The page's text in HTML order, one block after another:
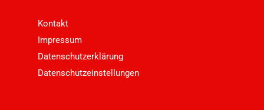
Kontakt
Impressum
Datenschutzerklärung
Datenschutzeinstellungen